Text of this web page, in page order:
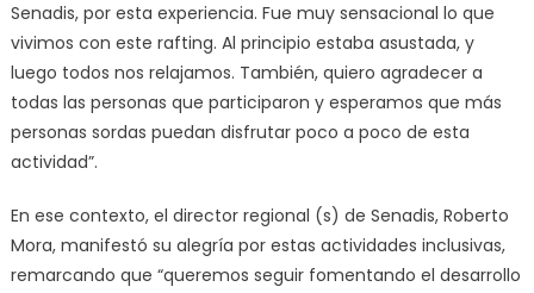
Senadis, por esta experiencia. Fue muy sensacional lo que
vivimos con este rafting. Al principio estaba asustada, y
luego todos nos relajamos. También, quiero agradecer a
todas las personas que participaron y esperamos que más
personas sordas puedan disfrutar poco a poco de esta
actividad”.
En ese contexto, el director regional (s) de Senadis, Roberto
Mora, manifestó su alegría por estas actividades inclusivas,
remarcando que “queremos seguir fomentando el desarrollo